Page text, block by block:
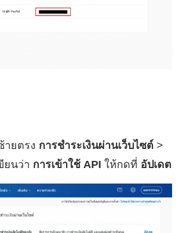
ายตรง การชำระเงินผ่านเว็บไซต์ >
ยนว่า การเข้าใช้ API ให้กดที่ อัปเดต